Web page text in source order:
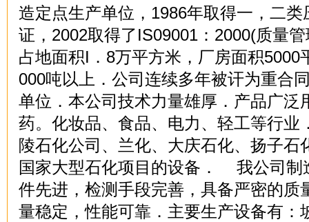
造定点生产单位，1986年取得一，二
证，2002取得了IS09001：2000(质量
占地面积I．8万平方米，厂房面积5000
000吨以上．公司连续多年被讦为重合
单位．本公司技术力量雄厚．产品广泛
药。化妆品、食品、电力、轻工等行业
陵石化公司、兰化、大庆石化、扬子石
国家大型石化项目的设备． 我公司制
件先进，检测手段完善，具备严密的质
量稳定，性能可靠．主要生产设备有：